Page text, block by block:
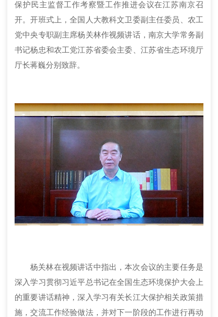
保护民主监督工作考察暨工作推进会议在江苏南京召
开。开班式上，全国人大教科文卫委副主任委员、农工
党中央专职副主席杨关林作视频讲话，南京大学常务副
书记杨忠和农工党江苏省委会主委、江苏省生态环境厅
厅长蒋巍分别致辞。
杨关林在视频讲话中指出，本次会议的主要任务是
深入学习贯彻习近平总书记在全国生态环境保护大会上
的重要讲话精神，深入学习有关长江大保护相关政策措
施，交流工作经验做法，并对下一阶段的工作进行再动